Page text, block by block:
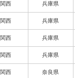
関西 兵庫県
関西 兵庫県
関西 兵庫県
関西 兵庫県
関西 奈良県